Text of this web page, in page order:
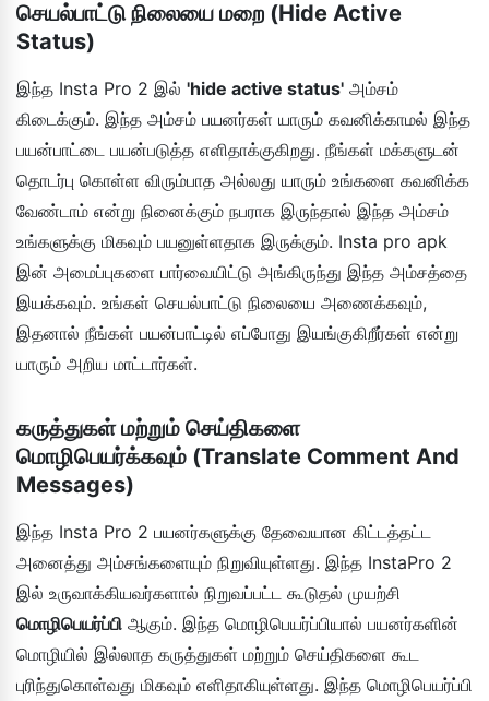
செயல்பாட்டு நிலையை மறை (Hide Active
Status)
இந்த Insta Pro 2 இல் 'hide active status' அம்சம்
கிடைக்கும். இந்த அம்சம் பயனர்கள் யாரும் கவனிக்காமல் இந்த
பயன்பாட்டை பயன்படுத்த எளிதாக்குகிறது. நீங்கள் மக்களுடன்
தொடர்பு கொள்ள விரும்பாத அல்லது யாரும் உங்களை கவனிக்க
வேண்டாம் என்று நினைக்கும் நபராக இருந்தால் இந்த அம்சம்
உங்களுக்கு மிகவும் பயனுள்ளதாக இருக்கும். Insta pro apk
இன் அமைப்புகளை பார்வையிட்டு அங்கிருந்து இந்த அம்சத்தை
இயக்கவும். உங்கள் செயல்பாட்டு நிலையை அணைக்கவும்,
இதனால் நீங்கள் பயன்பாட்டில் எப்போது இயங்குகிறீர்கள் என்று
யாரும் அறிய மாட்டார்கள்.
கருத்துகள் மற்றும் செய்திகளை
மொழிபெயர்க்கவும் (Translate Comment And
Messages)
இந்த Insta Pro 2 பயனர்களுக்கு தேவையான கிட்டத்தட்ட
அனைத்து அம்சங்களையும் நிறுவியுள்ளது. இந்த InstaPro 2
இல் உருவாக்கியவர்களால் நிறுவப்பட்ட கூடுதல் முயற்சி
மொழிபெயர்ப்பி ஆகும். இந்த மொழிபெயர்ப்பியால் பயனர்களின்
மொழியில் இல்லாத கருத்துகள் மற்றும் செய்திகளை கூட
புரிந்துகொள்வது மிகவும் எளிதாகியுள்ளது. இந்த மொழிபெயர்ப்பி